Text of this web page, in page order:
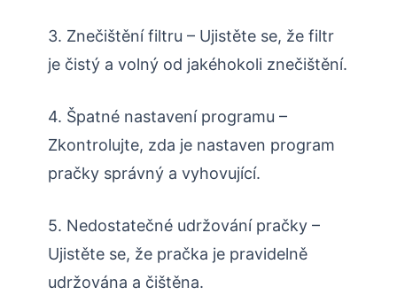
3. Znečištění filtru – Ujistěte se, že filtr
je čistý a volný od jakéhokoli znečištění.
4. Špatné nastavení programu –
Zkontrolujte, zda je nastaven program
pračky správný a vyhovující.
5. Nedostatečné udržování pračky –
Ujistěte se, že pračka je pravidelně
udržována a čištěna.